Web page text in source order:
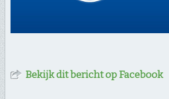
Bekijk dit bericht op Facebook